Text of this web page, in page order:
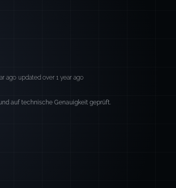
ago updated over 1 year ago
auf technische Genauigkeit geprüft.